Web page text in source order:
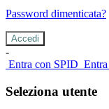
Password dimenticata?
-
Entra con SPID
Seleziona utente